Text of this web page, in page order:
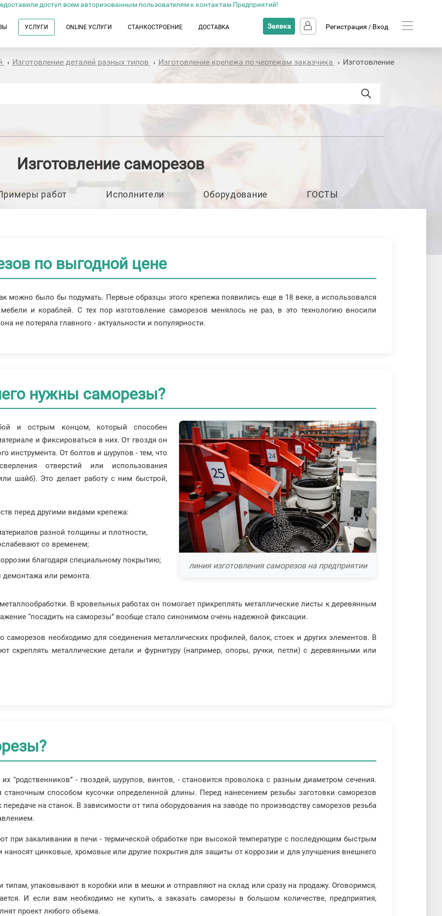
доступ всем авторизованным пользователям к контактам Предприятий!
УСЛУГИ ONLINE УСЛУГИ СТАНКОСТРОЕНИЕ ДОСТАВКА Заявка Регистрация / Вход
› Изготовление деталей разных типов › Изготовление крепежа по чертежам заказчика › Изготовление
Изготовление саморезов
работ Исполнители Оборудование ГОСТЫ
по выгодной цене
можно было бы подумать. Первые образцы этого крепежа появились еще в 18 веке, а использовался
и кораблей. С тех пор изготовление саморезов менялось не раз, в это технологию вносили
не потеряла главного - актуальности и популярности.
нужны саморезы?
линия изготовления саморезов на предприятии
и острым концом, который способен
и фиксироваться в них. От гвоздя он
инструмента. От болтов и шурупов - тем, что
отверстий или использования
шайб). Это делает работу с ним быстрой,
перед другими видами крепежа:
разной толщины и плотности,
со временем;
благодаря специальному покрытию;
демонтажа или ремонта.
В кровельных работах он помогает прикреплять металлические листы к деревянным
“посадить на саморезы” вообще стало синонимом очень надежной фиксации.
саморезов необходимо для соединения металлических профилей, балок, стоек и других элементов. В
скреплять металлические детали и фурнитуру (например, опоры, ручки, петли) с деревянными или
“родственников” - гвоздей, шурупов, винтов, - становится проволока с разным диаметром сечения.
станочным способом кусочки определенной длины. Перед нанесением резьбы заготовки саморезов
на станок. В зависимости от типа оборудования на заводе по производству саморезов резьба
при закаливании в печи - термической обработке при высокой температуре с последующим быстрым
цинковые, хромовые или другие покрытия для защиты от коррозии и для улучшения внешнего
упаковывают в коробки или в мешки и отправляют на склад или сразу на продажу. Оговоримся,
И если вам необходимо не купить, а заказать саморезы в большом количестве, предприятия,
проект любого объема.